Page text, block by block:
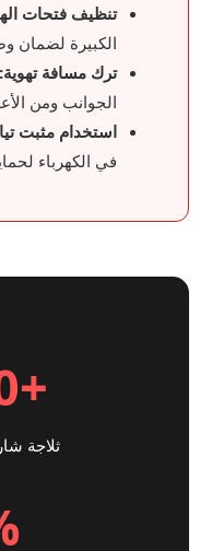
تنظيف فتحات
الكبيرة لضمان
ترك مسافة تهوية:
الجوانب ومن
استخدام مثبت
في الكهرباء
+18,000
ثلاجة